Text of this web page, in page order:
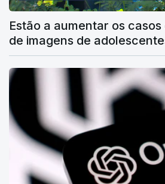
Estão a aumentar os
de imagens de